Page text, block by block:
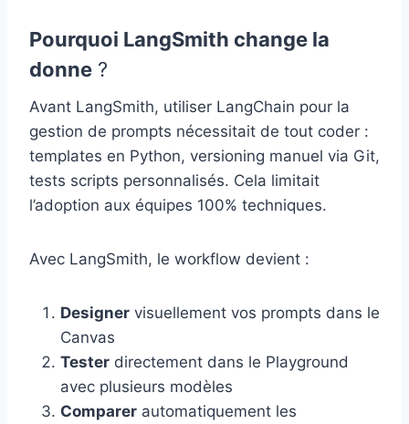
Pourquoi LangSmith change la
donne ?
Avant LangSmith, utiliser LangChain pour la
gestion de prompts nécessitait de tout coder :
templates en Python, versioning manuel via Git,
tests scripts personnalisés. Cela limitait
l’adoption aux équipes 100% techniques.
Avec LangSmith, le workflow devient :
Designer visuellement vos prompts dans le
Canvas
Tester directement dans le Playground
avec plusieurs modèles
Comparer automatiquement les